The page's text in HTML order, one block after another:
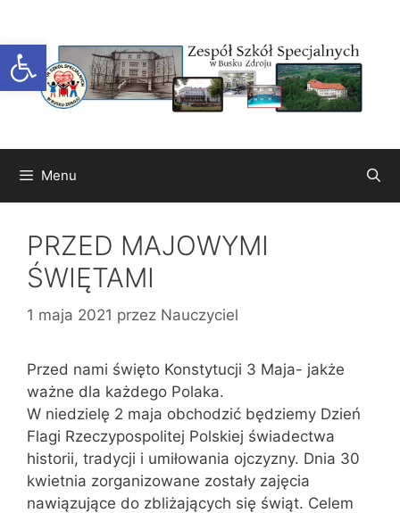
Otwórz pasek narzędzi
treści
Menu
PRZED MAJOWYMI
ŚWIĘTAMI
1 maja 2021 przez Nauczyciel
Przed nami święto Konstytucji 3 Maja- jakże
ważne dla każdego Polaka.
W niedzielę 2 maja obchodzić będziemy Dzień
Flagi Rzeczypospolitej Polskiej świadectwa
historii, tradycji i umiłowania ojczyzny. Dnia 30
kwietnia zorganizowane zostały zajęcia
nawiązujące do zbliżających się świąt. Celem